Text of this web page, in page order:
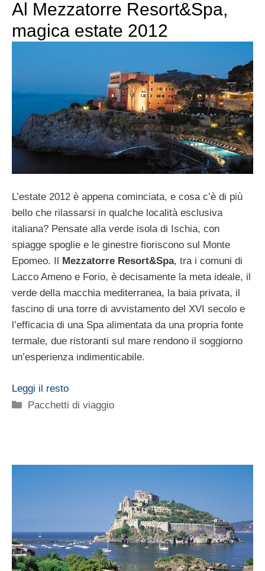
Al Mezzatorre Resort&Spa,
magica estate 2012
L’estate 2012 è appena cominciata, e cosa c’è di più
bello che rilassarsi in qualche località esclusiva
italiana? Pensate alla verde isola di Ischia, con
spiagge spoglie e le ginestre fioriscono sul Monte
Epomeo. Il
Mezzatorre Resort&Spa, tra i comuni di
Lacco Ameno e Forio, è decisamente la meta ideale, il
verde della macchia mediterranea, la baia privata, il
fascino di una torre di avvistamento del XVI secolo e
l’efficacia di una Spa alimentata da una propria fonte
termale, due ristoranti sul mare rendono il soggiorno
un’esperienza indimenticabile.
Leggi il resto
Categorie
Pacchetti di viaggio